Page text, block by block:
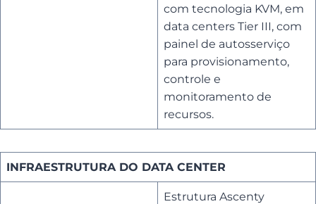
com tecnologia KVM, em
data centers Tier III, com
painel de autosserviço
para provisionamento,
controle e
monitoramento de
recursos.
INFRAESTRUTURA DO DATA CENTER
Estrutura Ascenty